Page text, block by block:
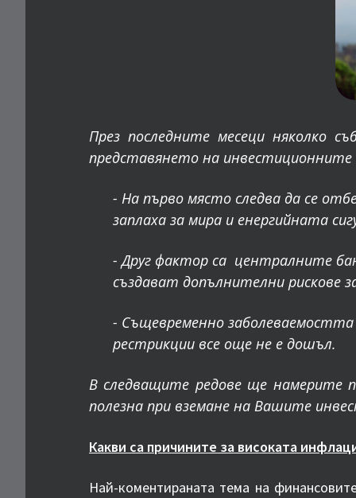
През последните месеци няколко
представянето на инвестиционните
- На първо място следва да се
заплаха за мира и енергийната
- Друг фактор са централните
създават допълнителни рискове
- Същевременно
рестрикции все още не е дошъл.
В следващите редове ще намерите
полезна при вземане на Вашите
Какви са причините за високата
Най-коментираната тема на